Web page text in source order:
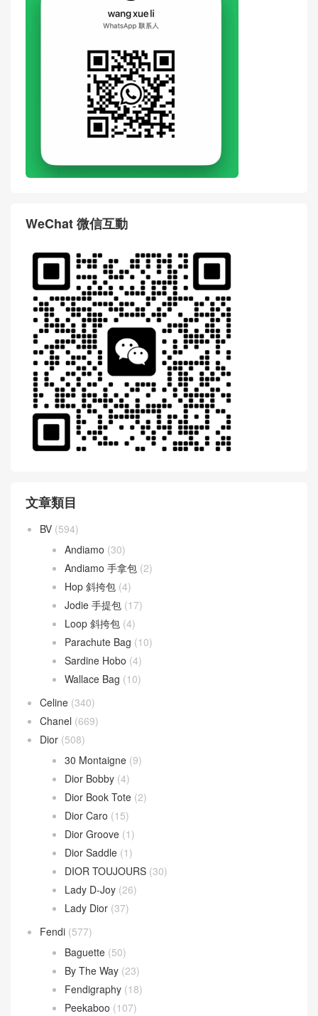
WeChat 微信互動
文章類目
BV (594)
Andiamo (30)
Andiamo 手拿包 (2)
Hop 斜挎包 (4)
Jodie 手提包 (17)
Loop 斜挎包 (4)
Parachute Bag (10)
Sardine Hobo (4)
Wallace Bag (10)
Celine (340)
Chanel (669)
Dior (508)
30 Montaigne (9)
Dior Bobby (4)
Dior Book Tote (2)
Dior Caro (15)
Dior Groove (1)
Dior Saddle (1)
DIOR TOUJOURS (30)
Lady D-Joy (26)
Lady Dior (37)
Fendi (577)
Baguette (50)
By The Way (23)
Fendigraphy (18)
Peekaboo (107)